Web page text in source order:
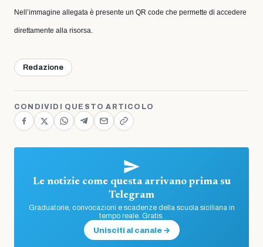
Nell’immagine allegata è presente un QR code che permette di accedere
direttamente alla risorsa.
Redazione
CONDIVIDI QUESTO ARTICOLO
Le notizie come questa arrivano prima su
Telegram
Graduatorie, convocazioni e scadenze della scuola siciliana in
tempo reale. Gratis.
Unisciti al canale →